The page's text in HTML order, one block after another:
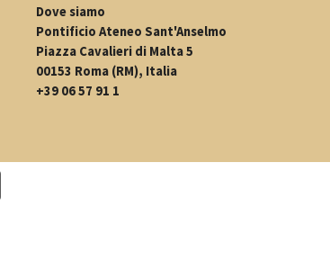
Dove siamo
Pontificio Ateneo Sant'Anselmo
Piazza Cavalieri di Malta 5
00153 Roma (RM), Italia
+39 06 57 91 1